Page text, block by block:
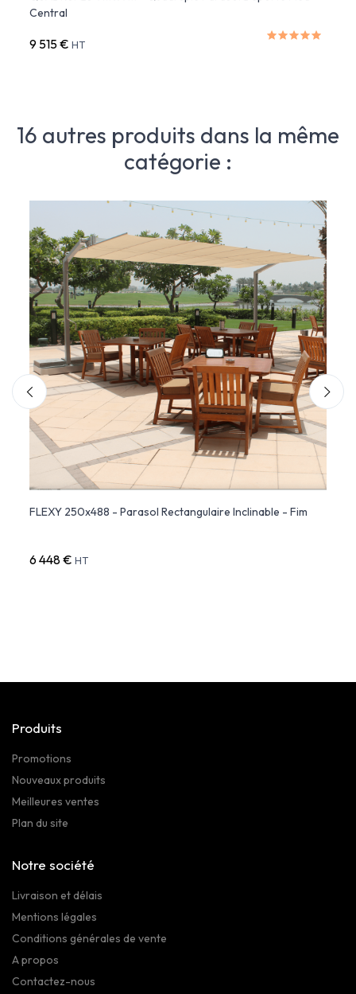
Central
9 515 € HT
16 autres produits dans la même
catégorie :
FLEXY 250x488 - Parasol Rectangulaire Inclinable - Fim
6 448 € HT
Produits
Promotions
Nouveaux produits
Meilleures ventes
Plan du site
Notre société
Livraison et délais
Mentions légales
Conditions générales de vente
A propos
Contactez-nous